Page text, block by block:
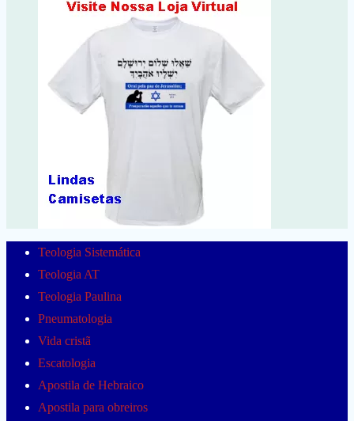
Teologia Sistemática
Teologia AT
Teologia Paulina
Pneumatologia
Vida cristã
Escatologia
Apostila de Hebraico
Apostila para obreiros